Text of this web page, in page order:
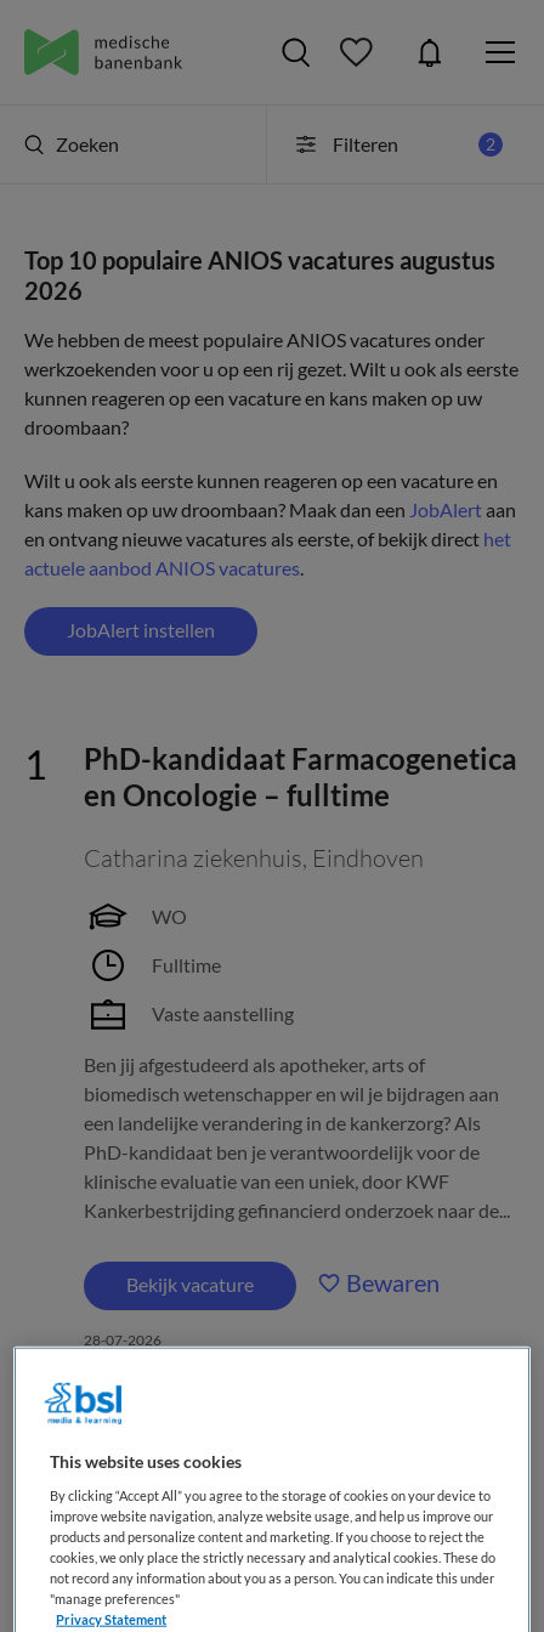
Zoeken Filteren 2
Top 10 populaire ANIOS vacatures augustus
2026
We hebben de meest populaire ANIOS vacatures onder
werkzoekenden voor u op een rij gezet. Wilt u ook als eerste
kunnen reageren op een vacature en kans maken op uw
droombaan?
Wilt u ook als eerste kunnen reageren op een vacature en
kans maken op uw droombaan? Maak dan een JobAlertaan
en ontvang nieuwe vacatures als eerste, of bekijk direct het
actuele aanbod ANIOS vacatures.
JobAlert instellen
PhD-kandidaat Farmacogenetica
en Oncologie – fulltime
Catharina ziekenhuis, Eindhoven
WO
Fulltime
Vaste aanstelling
Ben jij afgestudeerd als apotheker, arts of
biomedisch wetenschapper en wil je bijdragen aan
een landelijke verandering in de kankerzorg? Als
PhD-kandidaat ben je verantwoordelijk voor de
klinische evaluatie van een uniek, door KWF
Kankerbestrijding gefinancierd onderzoek naar de...
Bekijk vacature Bewaren
28-07-2026
Verloskunde
Isala,Zwolle
WO
This website uses cookies
By clicking “Accept All” you agree to the storage of cookies on your device to
improve website navigation, analyze website usage, and help us improve our
products and personalize content and marketing. If you choose to reject the
cookies, we only place the strictly necessary and analytical cookies. These do
not record any information about you as a person. You can indicate this under
"manage preferences"
Privacy Statement